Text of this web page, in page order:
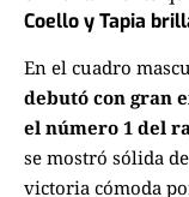
Coello y Tapia
En el cuadro
debutó con gran
el número 1 del
se mostró sólida
victoria cómoda